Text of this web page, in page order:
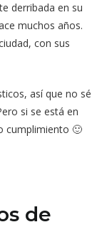
derribada en su
muchos años.
con sus
así que no sé
si se está en
cumplimiento 🙂
de